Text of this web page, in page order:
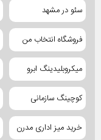
سئو در مشهد
فروشگاه انتخاب من
میکروبلیدینگ ابرو
کوچینگ سازمانی
خرید میز اداری مدرن